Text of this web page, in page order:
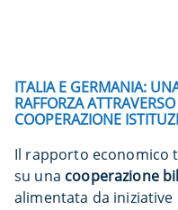
ITALIA E GERMANIA:
RAFFORZA
COOPERAZIONE
Il rapporto economico
su una cooperazione
alimentata da